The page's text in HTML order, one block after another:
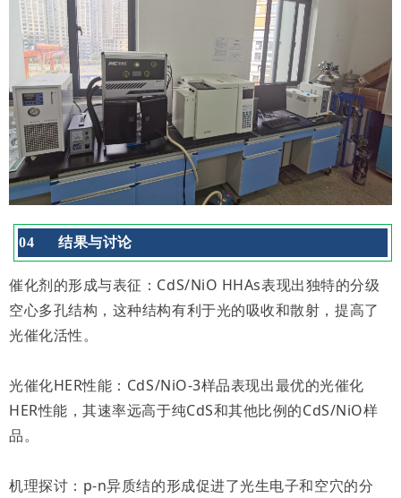
04 结果与讨论
催化剂的形成与表征：CdS/NiO HHAs表现出独特的分级
空心多孔结构，这种结构有利于光的吸收和散射，提高了
光催化活性。
光催化HER性能：CdS/NiO-3样品表现出最优的光催化
HER性能，其速率远高于纯CdS和其他比例的CdS/NiO样
品。
机理探讨：p-n异质结的形成促进了光生电子和空穴的分